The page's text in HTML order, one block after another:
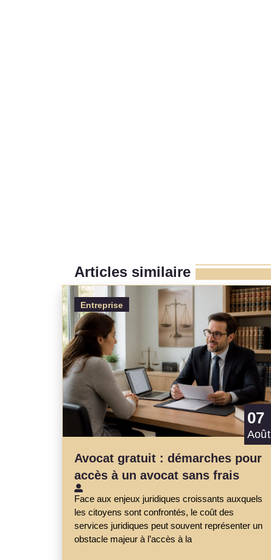
Articles similaire
Entreprise
07
Août
Avocat gratuit : démarches pour
accès à un avocat sans frais
Face aux enjeux juridiques croissants auxquels
les citoyens sont confrontés, le coût des
services juridiques peut souvent représenter un
obstacle majeur à l’accès à la